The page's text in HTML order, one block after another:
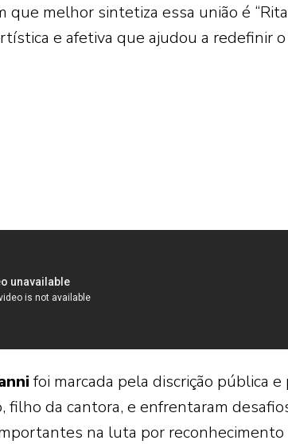
melhor sintetiza essa união é “Rita
e afetiva que ajudou a redefinir
foi marcada pela discrição pública e
filho da cantora, e enfrentaram
na luta por reconhecimento